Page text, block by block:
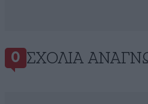
0 ΣΧΌΛΙΑ